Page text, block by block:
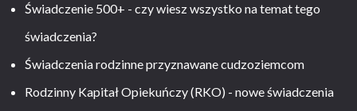
Świadczenie 500+ - czy wiesz wszystko na temat tego
świadczenia?
Świadczenia rodzinne przyznawane cudzoziemcom
Rodzinny Kapitał Opiekuńczy (RKO) - nowe świadczenia